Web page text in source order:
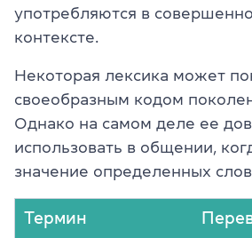
употребляются в
контексте.
Некоторая лексика может
своеобразным кодом
Однако на самом деле ее
использовать в общении,
значение определенных
Термин